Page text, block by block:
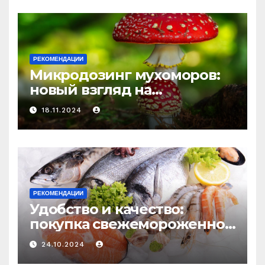
РЕКОМЕНДАЦИИ
Микродозинг мухоморов:
новый взгляд на
психоделику
18.11.2024
РЕКОМЕНДАЦИИ
Удобство и качество:
покупка свежемороженной
рыбы онлайн
24.10.2024